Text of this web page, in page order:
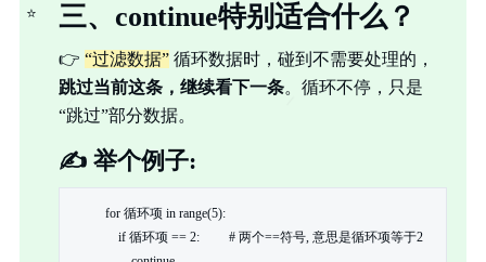
⭐ 三、continue特别适合什么？
👉 “过滤数据”循环数据时，碰到不需要处理的，
跳过当前这条，继续看下一条。循环不停，只是
“跳过”部分数据。
✍️举个例子:
for 循环项 in range(5):